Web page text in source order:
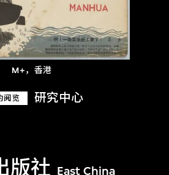
M+，香港
阅览 研究中心
版社 East China